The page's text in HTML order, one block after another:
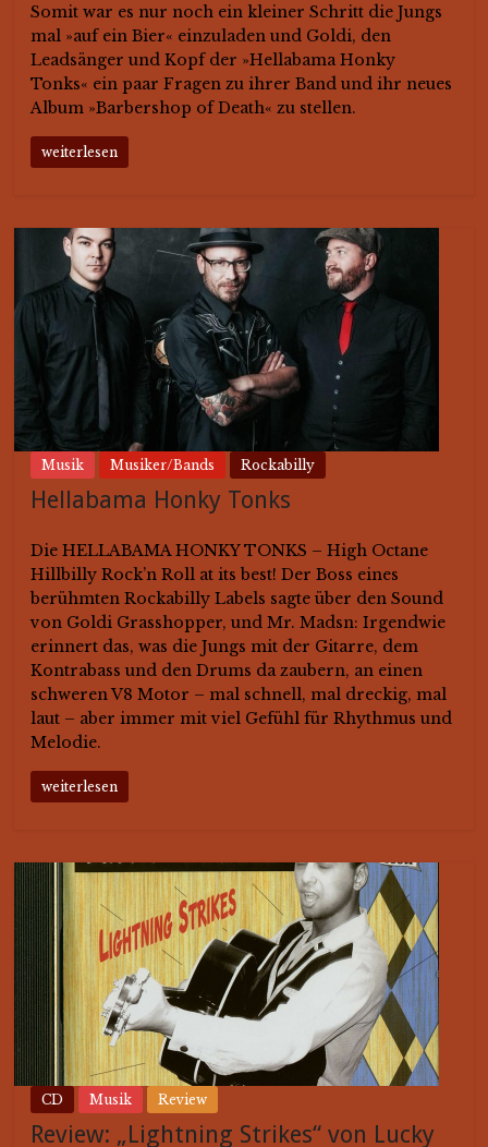
Somit war es nur noch ein kleiner Schritt die Jungs
mal »auf ein Bier« einzuladen und Goldi, den
Leadsänger und Kopf der »Hellabama Honky
Tonks« ein paar Fragen zu ihrer Band und ihr neues
Album »Barbershop of Death« zu stellen.
weiterlesen
Musik Musiker/Bands Rockabilly
Hellabama Honky Tonks
Die HELLABAMA HONKY TONKS – High Octane
Hillbilly Rock’n Roll at its best! Der Boss eines
berühmten Rockabilly Labels sagte über den Sound
von Goldi Grasshopper, und Mr. Madsn: Irgendwie
erinnert das, was die Jungs mit der Gitarre, dem
Kontrabass und den Drums da zaubern, an einen
schweren V8 Motor – mal schnell, mal dreckig, mal
laut – aber immer mit viel Gefühl für Rhythmus und
Melodie.
weiterlesen
CD Musik Review
Review: „Lightning Strikes“ von Lucky